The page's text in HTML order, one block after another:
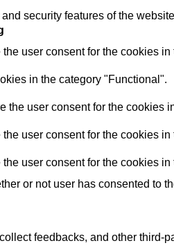
security features of the
user consent for the cookies
in the category "Functional".
user consent for the cookies
user consent for the cookies in
user consent for the cookies
or not user has consented to
feedbacks, and other third-